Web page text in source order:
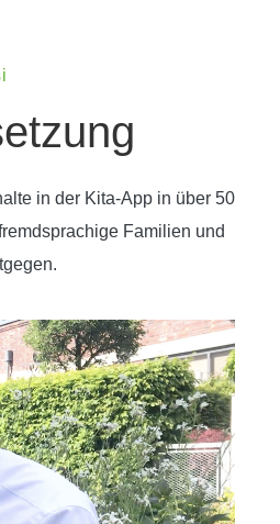
in der Kita-App in über 50
Familien und